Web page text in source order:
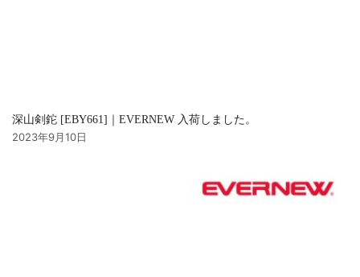
深山剣鉈 [EBY661]｜EVERNEW 入荷しました。
2023年9月10日